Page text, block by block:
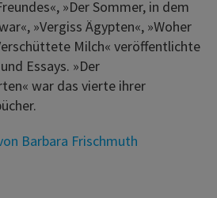
»Der Sommer, in dem
»Vergiss Ägypten«, »Woher
Milch« veröffentlichte
Essays. »Der
war das vierte ihrer
Barbara Frischmuth